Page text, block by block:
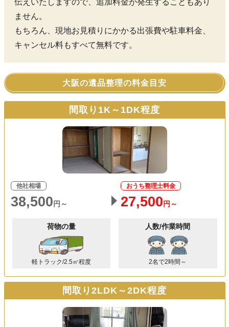
伝えいたしますので、追加料金が発生することもあり
ません。
もちろん、現地お見積りにかかる出張費や駐車料金、
キャンセル料もすべて無料です。
大阪の遺品整理の料金目安
間取り1K～1DK程度
他社相場
38,500 円～
おうち整理士料金
27,500 円～
荷物の量
軽トラック/2.5㎥程度
人数/作業時間
2名で2時間～
間取り2LDK～2DK程度